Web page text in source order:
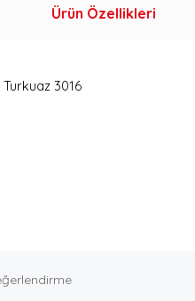
Ürün Özellikleri
3016